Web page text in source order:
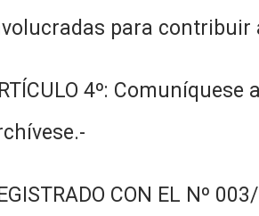
para contribuir
4º:
CON EL Nº